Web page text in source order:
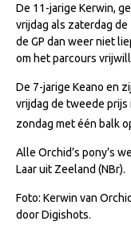
Informatie
NRPS-
Predicaten
Cornage
WBSFH
De 11-jarige Kerwin,
vrijdag als zaterdag
de GP dan weer niet
om het parcours
De 7-jarige Keano en
vrijdag de tweede
zondag met één balk
Alle Orchid’s pony’s
Laar uit Zeeland (NBr).
Foto: Kerwin van
door Digishots.